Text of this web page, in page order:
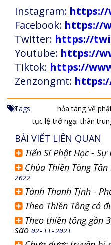
Instagram: https://
Facebook: https://
Twitter: https://
Youtube: https://
Tiktok: https://
Zenzongmt:
Tags: hỏa táng về
tục lệ trở ngại thân
BÀI VIẾT LIÊN QUAN
Tiến Sĩ Phật Học -
Chùa Thiền Tông
2022
Tánh Thanh Tịnh -
Theo Thiền Tông có
Theo thiền tông gần
sao 02-11-2021